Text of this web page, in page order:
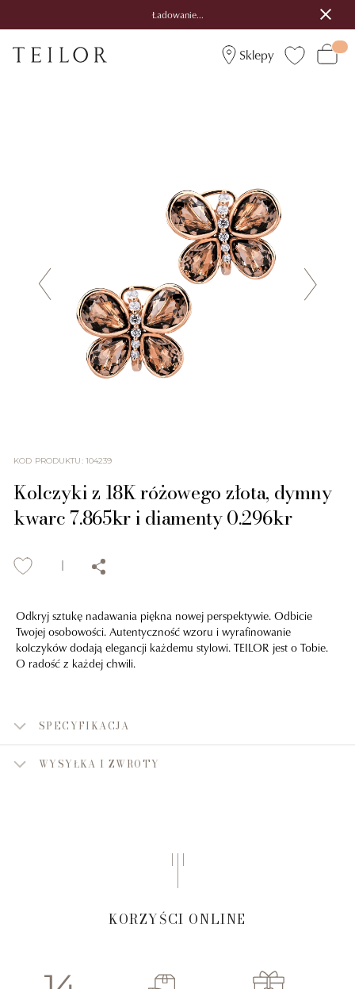
Ładowanie...
Sklepy
KOD PRODUKTU: 104239
Kolczyki z 18K różowego złota, dymny
kwarc 7.865kr i diamenty 0.296kr
Odkryj sztukę nadawania piękna nowej perspektywie. Odbicie
Twojej osobowości. Autentyczność wzoru i wyrafinowanie
kolczyków dodają elegancji każdemu stylowi. TEILOR jest o Tobie.
O radość z każdej chwili.
SPECYFIKACJA
WYSYŁKA I ZWROTY
KORZYŚCI ONLINE